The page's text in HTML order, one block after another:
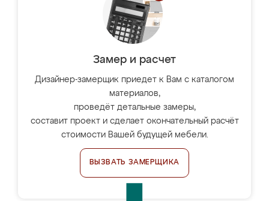
Замер и расчет
Дизайнер-замерщик приедет к Вам с каталогом
материалов,
проведёт детальные замеры,
составит проект и сделает окончательный расчёт
стоимости Вашей будущей мебели.
ВЫЗВАТЬ ЗАМЕРЩИКА